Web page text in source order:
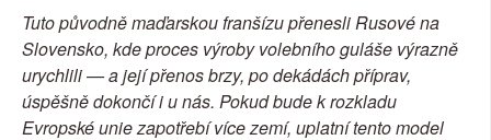
Tuto původně maďarskou franšízu přenesli Rusové na
Slovensko, kde proces výroby volebního guláše výrazně
urychlili — a její přenos brzy, po dekádách příprav,
úspěšně dokončí i u nás. Pokud bude k rozkladu
Evropské unie zapotřebí více zemí, uplatní tento model